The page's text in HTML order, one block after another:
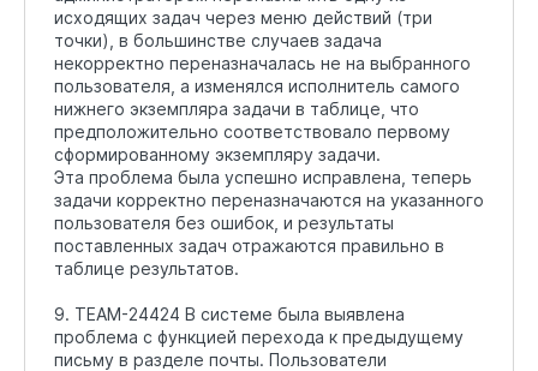
исходящих задач через меню действий (три
точки), в большинстве случаев задача
некорректно переназначалась не на выбранного
пользователя, а изменялся исполнитель самого
нижнего экземпляра задачи в таблице, что
предположительно соответствовало первому
сформированному экземпляру задачи.
Эта проблема была успешно исправлена, теперь
задачи корректно переназначаются на указанного
пользователя без ошибок, и результаты
поставленных задач отражаются правильно в
таблице результатов.
9. TEAM-24424 В системе была выявлена
проблема с функцией перехода к предыдущему
письму в разделе почты. Пользователи